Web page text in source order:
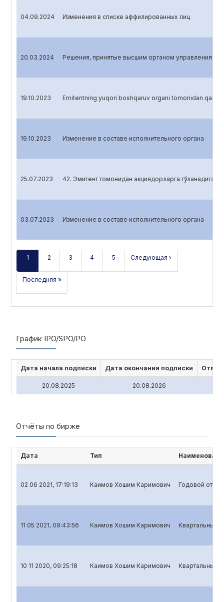
04.09.2024 Изменения в списке аффилированных лиц
20.03.2024 Решения, принятые высшим органом управления
19.10.2023 Emitentning yuqori boshqaruv organi tomonidan qabul
19.10.2023 Изменение в составе исполнительного органа
25.07.2023 42. Эмитент томонидан акциядорларга тўланадиган
03.07.2023 Изменение в составе исполнительного органа
1 2 3 4 5 Следующая ›
Последняя »
График IPO/SPO/PO
Дата начала подписки Дата окончания подписки
20.08.2025 20.08.2026
Отчёты по бирже
Дата Тип
02 06 2021, 17:19:13 Каимов Хошим Каримович Годовой
11 05 2021, 09:43:56 Каимов Хошим Каримович Квартальный
10 11 2020, 09:25:18 Каимов Хошим Каримович Квартальный